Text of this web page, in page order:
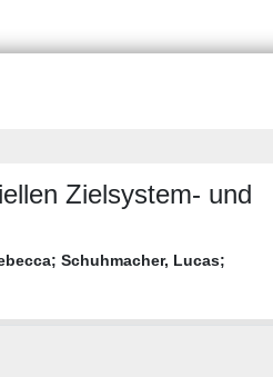
Zielsystem- und
; Schuhmacher, Lucas;